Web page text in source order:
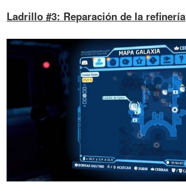
Ladrillo #3: Reparación de la refinería